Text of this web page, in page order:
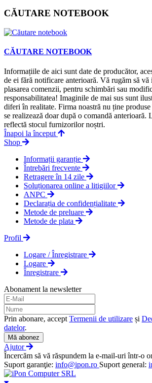
CĂUTARE NOTEBOOK
CĂUTARE NOTEBOOK
Informațiile de aici sunt date de producător,
de ei fără notificare anterioară. Vă rugăm să
plasarea comenzii, pentru schimbări sau
responsabilitatea! Imaginile de mai sus sunt
diferi în realitate. Firma noastră nu ține
se realizează doar după o comandă anterioară.
reflectă stocul furnizorilor noștri.
Înapoi la început
Shop
Informații garanție
Întrebări frecvente
Retragere în 14 zile
Soluționarea online a litigiilor
ANPC
Declarația de confidențialitate
Metode de preluare
Metode de plata
Profil
Logare / Înregistrare
Logare
Înregistrare
Abonament la newsletter
Prin abonare, accept Termenii de utilizare și
datelor.
Mă abonez
Ajutor
Încercăm să vă răspundem la e-mail-uri într-o
Suport garanţie: info@ipon.ro Suport general: